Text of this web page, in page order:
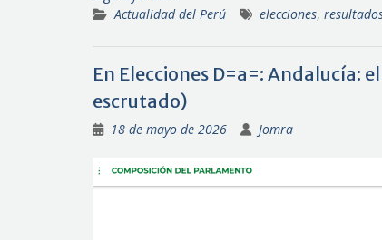
Actualidad del Perú
elecciones,
En Elecciones D=a=: Andalucía:
escrutado)
18 de mayo de 2026 Jomra